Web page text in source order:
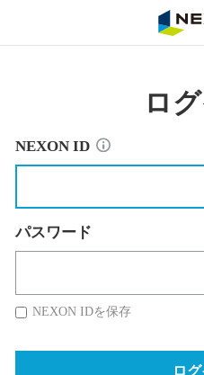
ロ
NEXON ID
パスワード
NEXON IDを保存
ロ